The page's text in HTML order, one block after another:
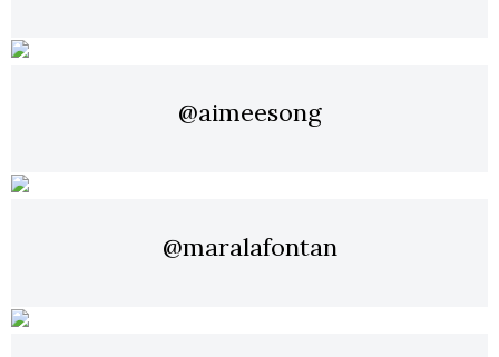
@aimeesong
@maralafontan